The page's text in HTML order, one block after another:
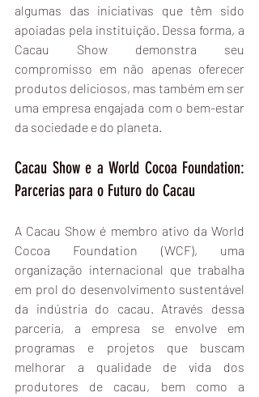
algumas das iniciativas que têm sido
apoiadas pela instituição. Dessa forma, a
Cacau Show demonstra seu
compromisso em não apenas oferecer
produtos deliciosos, mas também em ser
uma empresa engajada com o bem-estar
da sociedade e do planeta.
Cacau Show e a World Cocoa Foundation:
Parcerias para o Futuro do Cacau
A Cacau Show é membro ativo da World
Cocoa Foundation (WCF), uma
organização internacional que trabalha
em prol do desenvolvimento sustentável
da indústria do cacau. Através dessa
parceria, a empresa se envolve em
programas e projetos que buscam
melhorar a qualidade de vida dos
produtores de cacau, bem como a